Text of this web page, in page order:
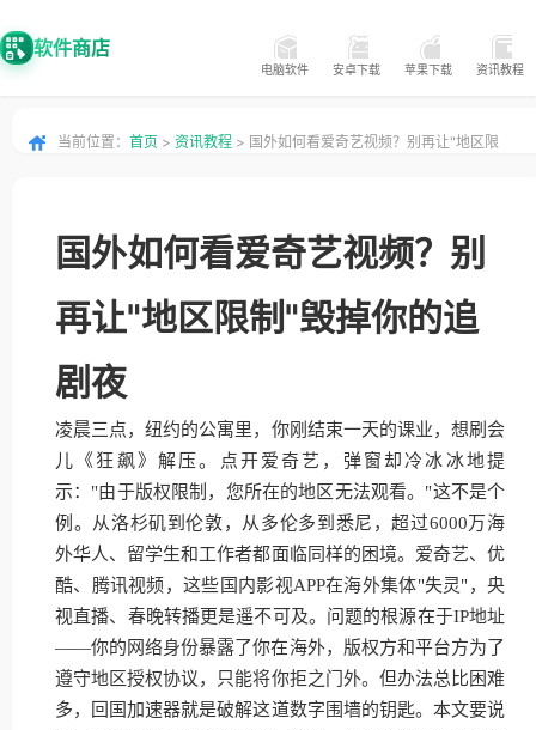
软件商店
电脑软件 安卓下载 苹果下载 资讯教程
当前位置： 首页 > 资讯教程 > 国外如何看爱奇艺视频？别再让"地区限
国外如何看爱奇艺视频？别
再让"地区限制"毁掉你的追
剧夜
凌晨三点，纽约的公寓里，你刚结束一天的课业，想刷会
儿《狂飙》解压。点开爱奇艺，弹窗却冷冰冰地提
示："由于版权限制，您所在的地区无法观看。"这不是个
例。从洛杉矶到伦敦，从多伦多到悉尼，超过6000万海
外华人、留学生和工作者都面临同样的困境。爱奇艺、优
酷、腾讯视频，这些国内影视APP在海外集体"失灵"，央
视直播、春晚转播更是遥不可及。问题的根源在于IP地址
——你的网络身份暴露了你在海外，版权方和平台方为了
遵守地区授权协议，只能将你拒之门外。但办法总比困难
多，回国加速器就是破解这道数字围墙的钥匙。本文要说